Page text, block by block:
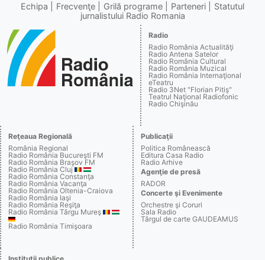
Echipa Frecvenţe Grilă programe Parteneri
Statutul
jurnalistului Radio Romania
Radio
Radio România Actualităţi
Radio Antena Satelor
Radio România Cultural
Radio România Muzical
Radio România Internaţional
eTeatru
Radio 3Net "Florian Pitiş"
Teatrul Naţional Radiofonic
Radio Chişinău
Reţeaua Regională
România Regional
Radio România Bucureşti FM
Radio România Braşov FM
Radio România Cluj
Radio România Constanţa
Radio România Vacanţa
Radio România Oltenia-Craiova
Radio România Iaşi
Radio România Reşiţa
Radio România Târgu Mureş
Radio România Timişoara
Publicaţii
Politica Românească
Editura Casa Radio
Radio Arhive
Agenţie de presă
RADOR
Concerte şi Evenimente
Orchestre şi Coruri
Sala Radio
Târgul de carte GAUDEAMUS